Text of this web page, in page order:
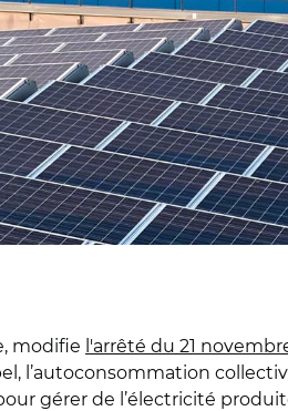
modifie l'arrêté du 21
l’autoconsommation
gérer de l’électricité